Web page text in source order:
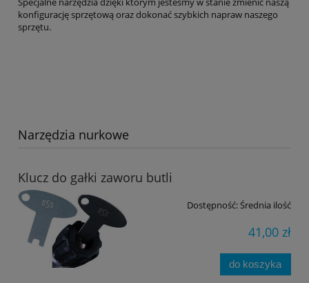
konfigurację sprzętową oraz dokonać szybkich napraw naszego
sprzętu.
Narzędzia nurkowe
Klucz do gałki zaworu butli
Dostępność: Średnia ilość
41,00 zł
do koszyka